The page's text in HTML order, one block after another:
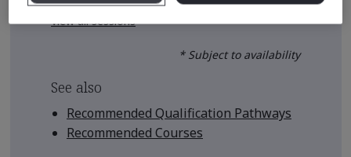
View all sessions
* Subject to availability
See also
Recommended Qualification Pathways
Recommended Courses